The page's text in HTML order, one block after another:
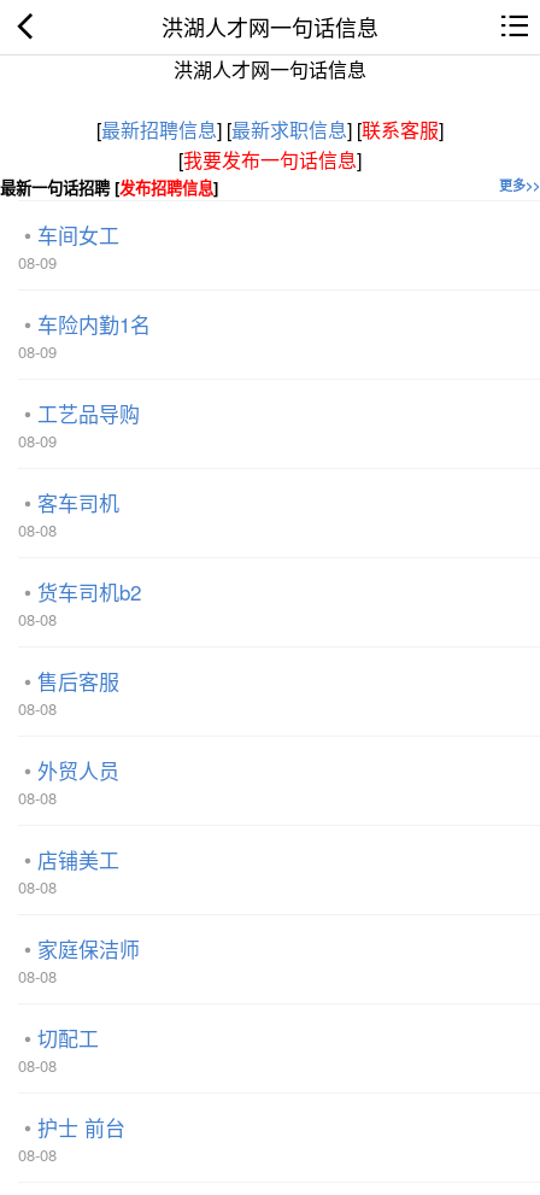
洪湖人才网一句话信息
洪湖人才网一句话信息
[最新招聘信息] [最新求职信息] [联系客服]
[我要发布一句话信息]
更多>>
最新一句话招聘 [发布招聘信息]
车间女工
08-09
车险内勤1名
08-09
工艺品导购
08-09
客车司机
08-08
货车司机b2
08-08
售后客服
08-08
外贸人员
08-08
店铺美工
08-08
家庭保洁师
08-08
切配工
08-08
护士 前台
08-08